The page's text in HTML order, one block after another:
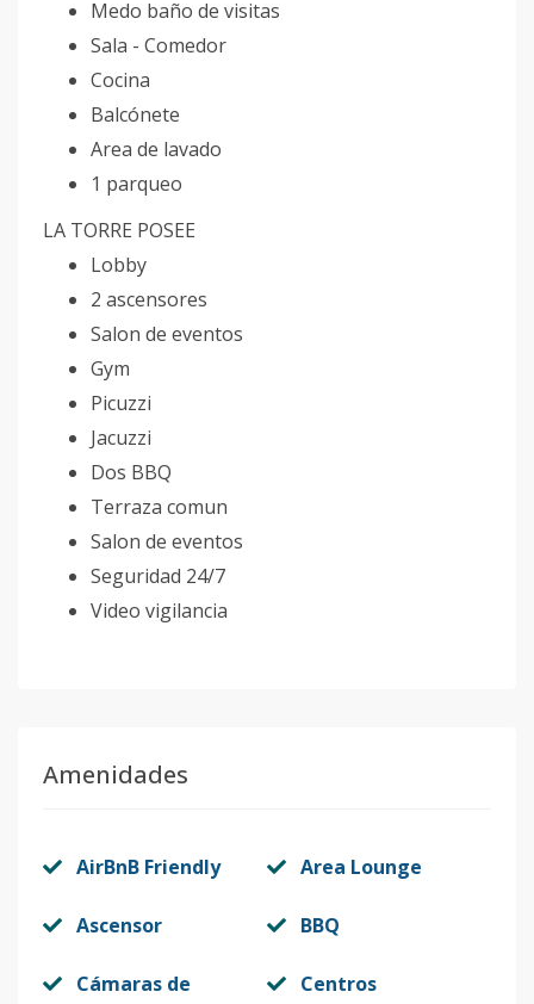
Medo baño de visitas
Sala - Comedor
Cocina
Balcónete
Area de lavado
1 parqueo
LA TORRE POSEE
Lobby
2 ascensores
Salon de eventos
Gym
Picuzzi
Jacuzzi
Dos BBQ
Terraza comun
Salon de eventos
Seguridad 24/7
Video vigilancia
Amenidades
AirBnB Friendly Area Lounge
Ascensor BBQ
Cámaras de
Centros